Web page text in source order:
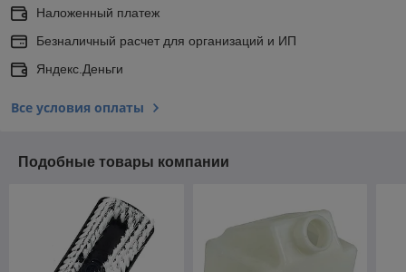
Наложенный платеж
Безналичный расчет для организаций и ИП
Яндекс.Деньги
Все условия оплаты
Подобные товары компании